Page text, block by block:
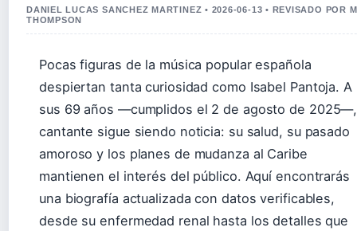
DANIEL LUCAS SANCHEZ MARTINEZ • 2026-06-13 • REVISADO POR
THOMPSON
Pocas figuras de la música popular española
despiertan tanta curiosidad como Isabel Pantoja. A
sus 69 años —cumplidos el 2 de agosto de
cantante sigue siendo noticia: su salud, su pasado
amoroso y los planes de mudanza al Caribe
mantienen el interés del público. Aquí encontrarás
una biografía actualizada con datos verificables,
desde su enfermedad renal hasta los detalles que